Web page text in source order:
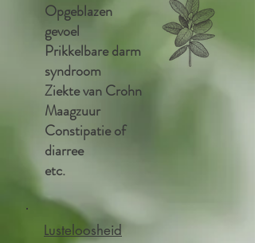
Opgeblazen
gevoel
Prikkelbare darm
syndroom
Ziekte van Crohn
Maagzuur
Constipatie of
diarree
etc.
Lusteloosheid